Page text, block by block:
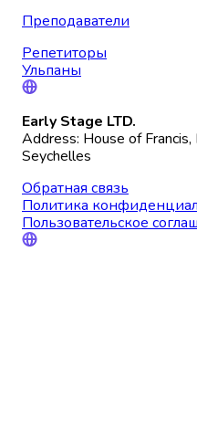
Преподаватели
Репетиторы
Ульпаны
Early Stage LTD.
Address: House of
Seychelles
Обратная связь
Политика
Пользовательское